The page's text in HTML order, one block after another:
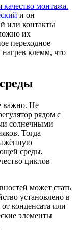
монтажа.
и он
или контакты
их
переходное
клемм, что
важно. Не
рядом с
солнечными
Тогда
среды,
циклов
может стать
установлено в
конденсата или
элементы